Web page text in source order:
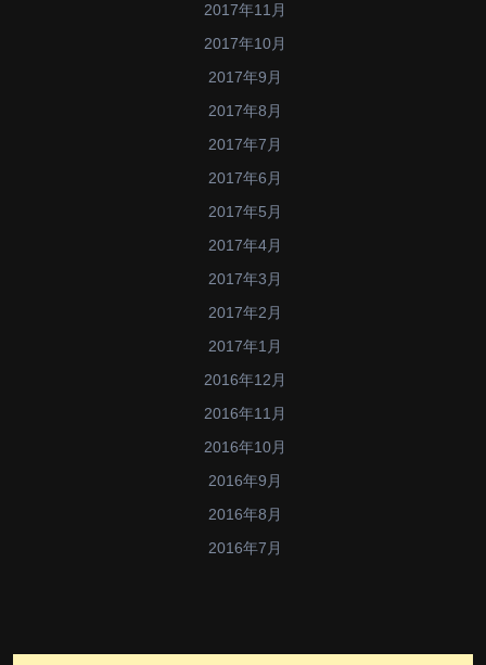
2017年11月
2017年10月
2017年9月
2017年8月
2017年7月
2017年6月
2017年5月
2017年4月
2017年3月
2017年2月
2017年1月
2016年12月
2016年11月
2016年10月
2016年9月
2016年8月
2016年7月